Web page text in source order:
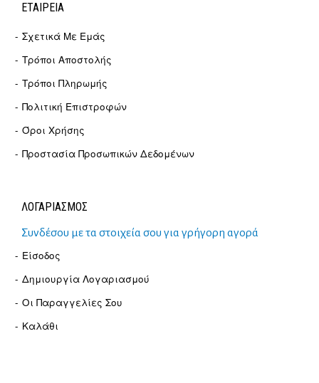
ΕΤΑΙΡΕΊΑ
Σχετικά Με Εμάς
Τρόποι Αποστολής
Τρόποι Πληρωμής
Πολιτική Επιστροφών
Όροι Χρήσης
Προστασία Προσωπικών Δεδομένων
ΛΟΓΑΡΙΑΣΜΟΣ
Συνδέσου με τα στοιχεία σου για γρήγορη αγορά
Είσοδος
Δημιουργία Λογαριασμού
Οι Παραγγελίες Σου
Καλάθι